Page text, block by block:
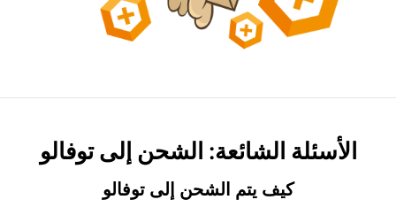
الأسئلة الشائعة: الشحن إلى توفالو
كيف يتم الشحن إلى توفالو